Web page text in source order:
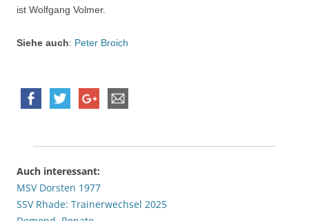
ist Wolfgang Volmer.
Siehe auch: Peter Broich
Auch interessant:
MSV Dorsten 1977
SSV Rhade: Trainerwechsel 2025